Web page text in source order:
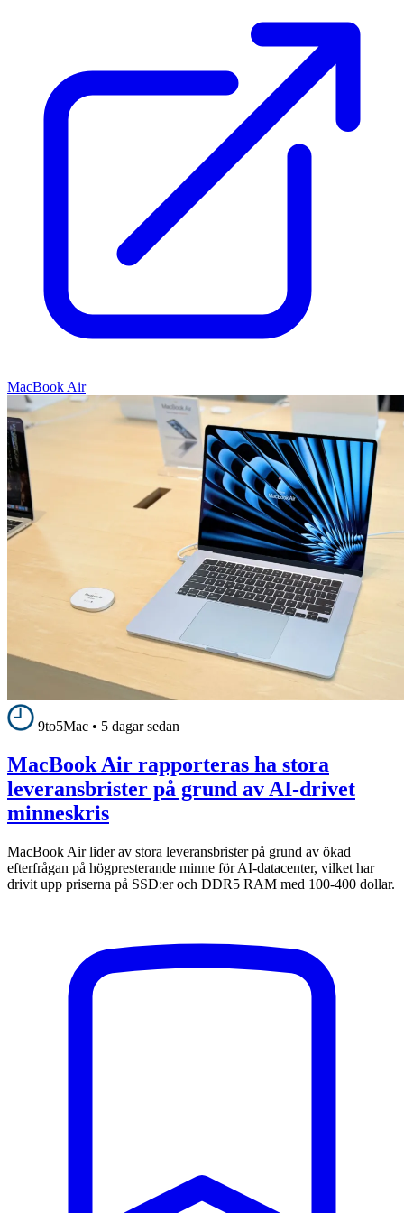
MacBook Air
9to5Mac • 5 dagar sedan
MacBook Air rapporteras ha stora
leveransbrister på grund av AI-drivet
minneskris
MacBook Air lider av stora leveransbrister på grund av ökad
efterfrågan på högpresterande minne för AI-datacenter, vilket har
drivit upp priserna på SSD:er och DDR5 RAM med 100-400 dollar.